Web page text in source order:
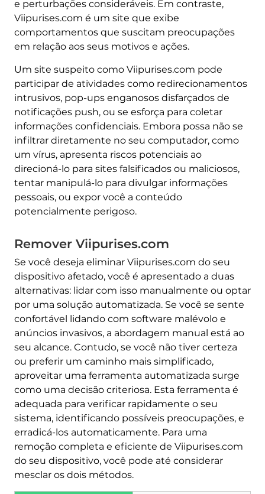
e perturbações consideráveis. Em contraste,
Viipurises.com é um site que exibe
comportamentos que suscitam preocupações
em relação aos seus motivos e ações.
Um site suspeito como Viipurises.com pode
participar de atividades como redirecionamentos
intrusivos, pop-ups enganosos disfarçados de
notificações push, ou se esforça para coletar
informações confidenciais. Embora possa não se
infiltrar diretamente no seu computador, como
um vírus, apresenta riscos potenciais ao
direcioná-lo para sites falsificados ou maliciosos,
tentar manipulá-lo para divulgar informações
pessoais, ou expor você a conteúdo
potencialmente perigoso.
Remover Viipurises.com
Se você deseja eliminar Viipurises.com do seu
dispositivo afetado, você é apresentado a duas
alternativas: lidar com isso manualmente ou optar
por uma solução automatizada. Se você se sente
confortável lidando com software malévolo e
anúncios invasivos, a abordagem manual está ao
seu alcance. Contudo, se você não tiver certeza
ou preferir um caminho mais simplificado,
aproveitar uma ferramenta automatizada surge
como uma decisão criteriosa. Esta ferramenta é
adequada para verificar rapidamente o seu
sistema, identificando possíveis preocupações, e
erradicá-los automaticamente. Para uma
remoção completa e eficiente de Viipurises.com
do seu dispositivo, você pode até considerar
mesclar os dois métodos.